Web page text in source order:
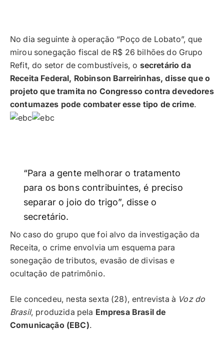
No dia seguinte à operação “Poço de Lobato”, que
mirou sonegação fiscal de R$ 26 bilhões do Grupo
Refit, do setor de combustíveis, o secretário da
Receita Federal, Robinson Barreirinhas, disse que o
projeto que tramita no Congresso contra devedores
contumazes pode combater esse tipo de crime.
“Para a gente melhorar o tratamento
para os bons contribuintes, é preciso
separar o joio do trigo”, disse o
secretário.
No caso do grupo que foi alvo da investigação da
Receita, o crime envolvia um esquema para
sonegação de tributos, evasão de divisas e
ocultação de patrimônio.
Ele concedeu, nesta sexta (28), entrevista à Voz do
Brasil, produzida pela Empresa Brasil de
Comunicação (EBC).